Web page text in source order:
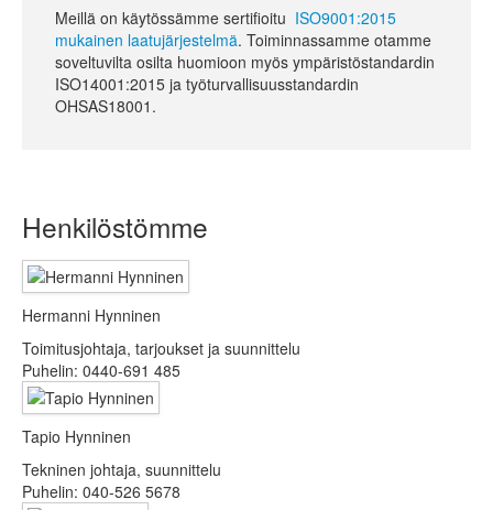
Meillä on käytössämme sertifioitu ISO9001:2015
mukainen laatujärjestelmä. Toiminnassamme otamme
soveltuvilta osilta huomioon myös ympäristöstandardin
ISO14001:2015 ja työturvallisuusstandardin
OHSAS18001.
Henkilöstömme
Hermanni Hynninen
Toimitusjohtaja, tarjoukset ja suunnittelu
Puhelin: 0440-691 485
Tapio Hynninen
Tekninen johtaja, suunnittelu
Puhelin: 040-526 5678